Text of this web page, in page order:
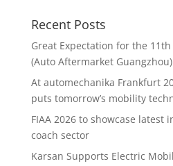
Recent Posts
Great Expectation for the
(Auto Aftermarket Guangzhou)
At automechanika Frankfurt
puts tomorrow’s mobility
FIAA 2026 to showcase latest
coach sector
Karsan Supports Electric